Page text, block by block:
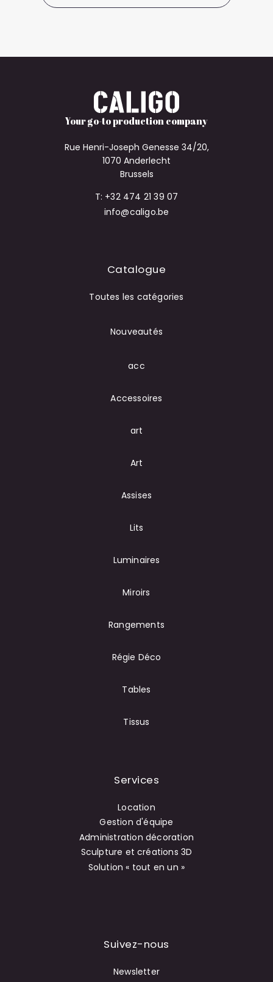
Your go-to production company
Rue Henri-Joseph Genesse 34/20,
1070 Anderlecht
Brussels
T: +32 474 21 39 07
info@caligo.be
Catalogue
Toutes les catégories
Nouveautés
acc
Accessoires
art
Art
Assises
Lits
Luminaires
Miroirs
Rangements
Régie Déco
Tables
Tissus
Services
Location
Gestion d'équipe
Administration décoration
Sculpture et créations 3D
Solution « tout en un »
Suivez-nous
Newsletter